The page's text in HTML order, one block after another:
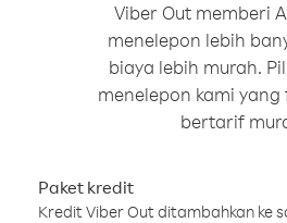
Viber Out memberi
menelepon lebih
biaya lebih murah.
menelepon kami yang
bertarif
Paket kredit
Kredit Viber Out ditambahkan ke